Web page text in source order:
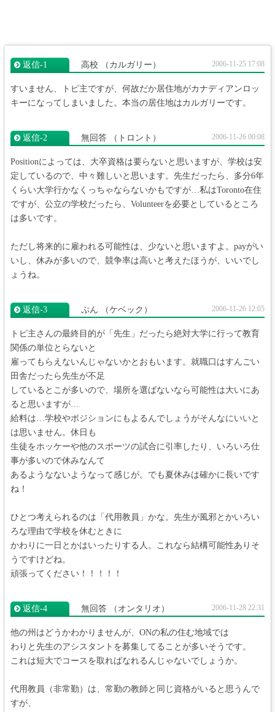
返信‐1 高校 （カルガリー） 2006-11-25 17:08
すいません、トピ主ですが、何故だか居住地がカナディアンロッ
キーになってしまいました。本当の居住地はカルガリーです。
返信‐2 無回答 （トロント） 2006-11-26 00:08
Positionによっては、大卒資格は要らないと思いますが、学校は安
定しているので、中々難しいと思います。先生だったら、多分6年
くらい大学行かなくっちゃならないかもですが…私はToronto在住
ですが、公立の学校だったら、Volunteerを必要としているところ
は多いです。
ただし将来的に雇われる可能性は、少ないと思いますよ。payがい
いし、休みが多いので、競争率は高いと考えたほうが、いいでし
ょうね。
返信‐3 ぷん （ケベック） 2006-11-26 12:05
トピ主さんの最終目的が「先生」だったら絶対大学に行って教育
関係の単位とらないと
雇ってもらえないんじゃないかとおもいます。就職口はすんごい
田舎だったら先生が不足
しているとこが多いので、場所を選ばないなら可能性は大いにあ
ると思いますが…
給料は…学校やポジションにもよるんでしょうがそんなにいいと
は思いません。休日も
生徒をホッケーや他のスポーツの試合に引率したり、いろいろ仕
事が多いので休みなんて
あるようなないようなって感じが。でも夏休みは確かに長いです
ね！
ひとつ考えられるのは「代用教員」かな。先生が風邪とかいろい
ろな理由で学校を休むときに
かわりに一日とかはいったりする人。これなら結構可能性ありそ
うですけどね。
頑張ってください！！！！！
返信‐4 無回答 （オンタリオ） 2006-11-28 22:31
他の州はどうかわかりませんが、ONの私の住む地域では
わりと先生のアシスタントを募集してることが多いそうです。
これは短大でコースを取ればなれるんじゃないでしょうか。
代用教員（非常勤）は、常勤の教師と同じ資格がいると思うんで
すが、